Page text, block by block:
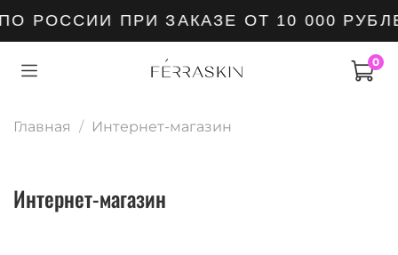
РОССИИ ПРИ ЗАКАЗЕ ОТ 10 000
0
Главная Интернет-магазин
Интернет-магазин